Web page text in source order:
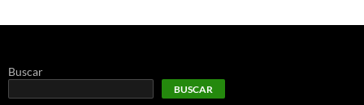
Buscar
BUSCAR